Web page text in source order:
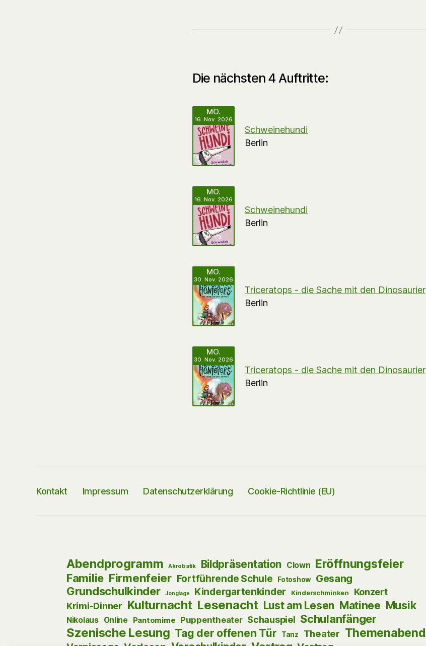
Die nächsten 4 Auftritte:
MO.
16. Nov. 2026
Schweinehundi
Berlin
MO.
16. Nov. 2026
Schweinehundi
Berlin
MO.
30. Nov. 2026
Triceratops - die Sache mit den Dinosaurier
Berlin
MO.
30. Nov. 2026
Triceratops - die Sache mit den Dinosaurier
Berlin
Kontakt Impressum Datenschutzerklärung Cookie-Richtlinie (EU)
Abendprogramm Akrobatik Bildpräsentation Clown Eröffnungsfeier
Familie Firmenfeier Fortführende Schule Fotoshow Gesang
Grundschulkinder Jonglage Kindergartenkinder Kinderschminken Konzert
Krimi-Dinner Kulturnacht Lesenacht Lust am Lesen Matinee Musik
Nikolaus Online Pantomime Puppentheater Schauspiel Schulanfänger
Szenische Lesung Tag der offenen Tür Tanz Theater Themenabend